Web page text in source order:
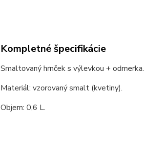
Kompletné špecifikácie
Smaltovaný hrnček s výlevkou + odmerka.
Materiál: vzorovaný smalt (kvetiny).
Objem: 0,6 L.